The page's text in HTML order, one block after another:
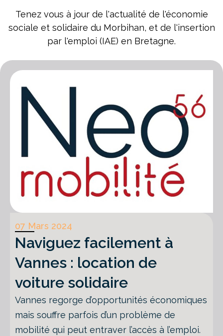
Tenez vous à jour de l'actualité de l'économie
sociale et solidaire du Morbihan, et de l'insertion
par l'emploi (IAE) en Bretagne.
07 Mars 2024
Naviguez facilement à
Vannes : location de
voiture solidaire
Vannes regorge d’opportunités économiques
mais souffre parfois d’un problème de
mobilité qui peut entraver l’accès à l’emploi.